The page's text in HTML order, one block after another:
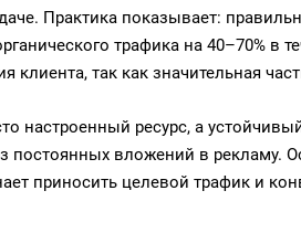
Практика показывает:
трафика на 40–70%
клиента, так как значительная
настроенный ресурс, а
постоянных вложений в рекламу.
приносить целевой трафик и